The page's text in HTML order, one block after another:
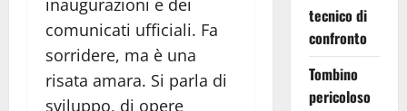
inaugurazioni e dei
comunicati ufficiali. Fa
sorridere, ma è una
risata amara. Si parla di
sviluppo, di opere
tecnico di
confronto
Tombino
pericoloso